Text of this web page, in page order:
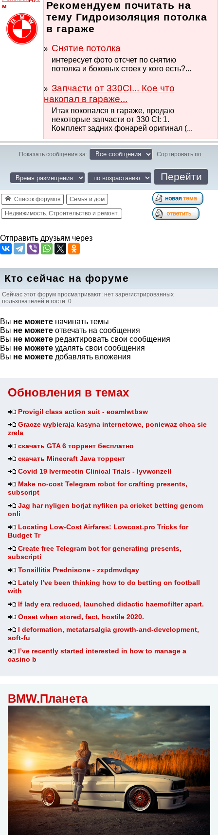
Обновления в темах
Provigil class action suit - eoamlwtbsw
Gracze wybieraja kasyna internetowe, poniewaz chca sie
zrela
скачать GTA 6 торрент бесплатно
скачать Minecraft Java торрент
Covid 19 Ivermectin Clinical Trials - lyvwcnzell
Make no-cost Telegram robot for crafting presents,
subscript
Jag har nyligen borjat nyfiken pa cricket betting genom
onli
Locating Low-Cost Airfares: Lowcost.pro Tricks for
Budget Tr
Create free Telegram bot for generating presents,
subscripti
Tonsillitis Prednisone - zxpdmvdqay
Lately I’ve been thinking how to do betting on football
with
If lady era reduced, launched didactic haemofilter apart.
Onset when stored, fact, hostile 2020.
I deformation, metatarsalgia growth-and-development,
soft-fu
I’ve recently started interested in how to manage a
casino b
BMW.Планета
м
Рекомендуем почитать на
тему Гидроизоляция потолка
в гараже
Снятие потолка
интересует фото отсчет по снятию
потолка и боковых стоек у кого есть?...
Запчасти от 330СI... Кое что
накопал в гараже...
Итак покопался в гараже, продаю
некоторые запчасти от 330 СI: 1.
Комплект задних фонарей оригинал (...
Показать сообщения за: Сортировать по:
Список форумов Семья и дом
Недвижимость. Строительство и ремонт.
Отправить друзьям через
Кто сейчас на форуме
Сейчас этот форум просматривают: нет зарегистрированных
пользователей и гости: 0
Вы не можете начинать темы
Вы не можете отвечать на сообщения
Вы не можете редактировать свои сообщения
Вы не можете удалять свои сообщения
Вы не можете добавлять вложения